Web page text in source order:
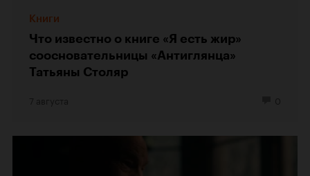
Книги
Что известно о книге «Я есть жир»
соосновательницы «Антиглянца»
Татьяны Столяр